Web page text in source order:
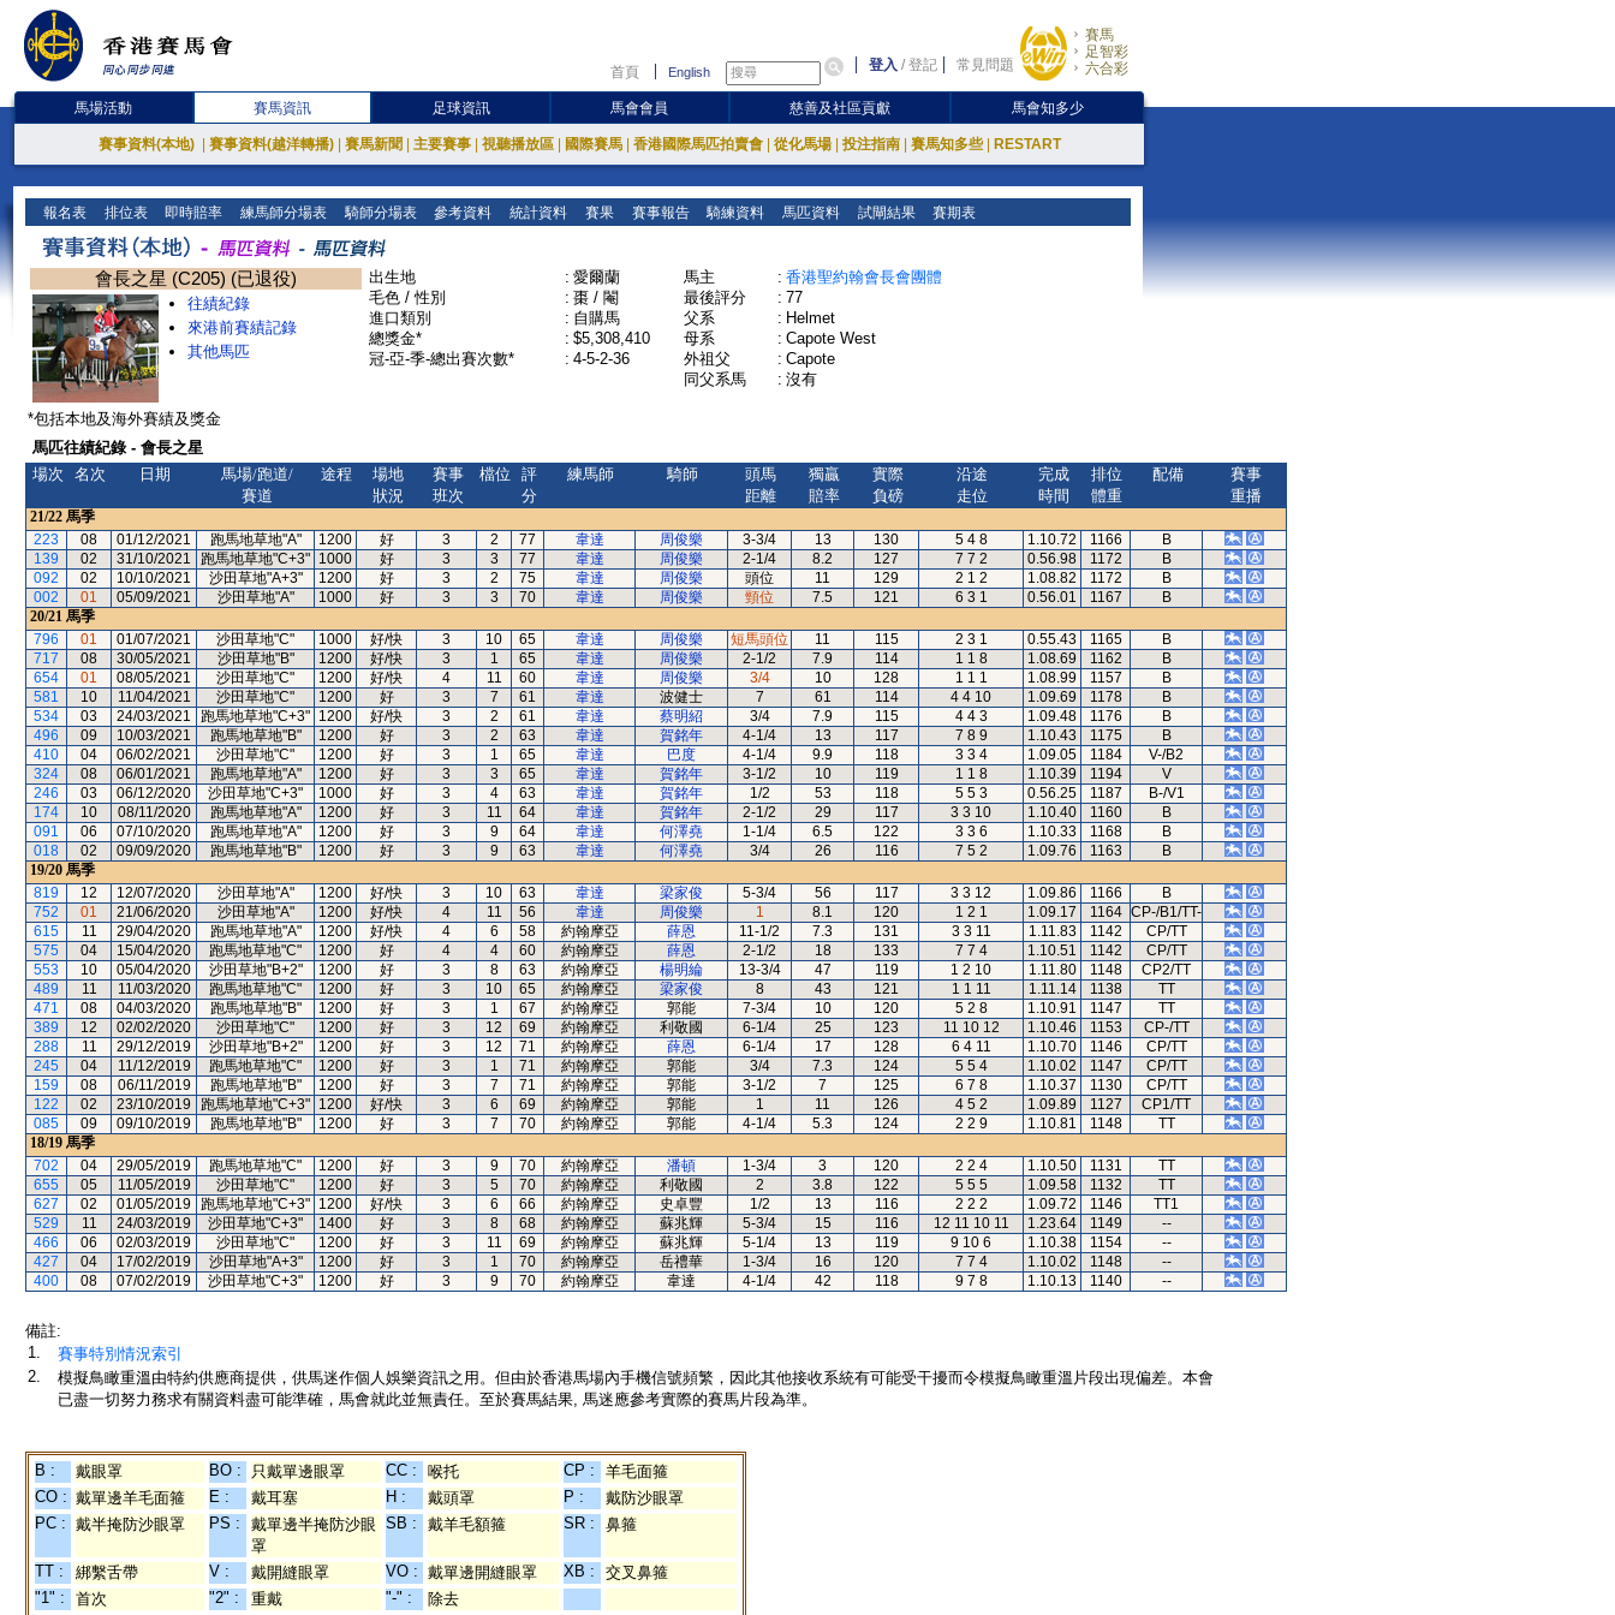
首頁 English 登入 /登記 常見問題
賽馬
足智彩
六合彩
馬場活動 賽馬資訊 足球資訊 馬會會員 慈善及社區貢獻 馬會知多少
賽事資料(本地) 賽事資料(越洋轉播) 賽馬新聞 主要賽事 視聽播放區 國際賽馬 香港國際馬匹拍賣會 從化馬場 投注指南 賽馬知多些 RESTART
報名表 排位表 即時賠率 練馬師分場表 騎師分場表 參考資料 統計資料 賽果 賽事報告 騎練資料 馬匹資料 試閘結果 賽期表
會長之星 (C205) (已退役)
往績紀錄
來港前賽績記錄
其他馬匹
出生地 : 愛爾蘭
毛色 / 性別
: 棗 / 閹
進口類別
: 自購馬
總獎金*
: $5,308,410
冠-亞-季-總出賽次數*
: 4-5-2-36
馬主 : 香港聖約翰會長會團體
最後評分
: 77
父系
: Helmet
母系
: Capote West
外祖父
: Capote
同父系馬
: 沒有
*包括本地及海外賽績及獎金
馬匹往績紀錄 - 會長之星
場次
名次 日期
馬場/跑道/
賽道
途程
場地
狀況
賽事
班次
檔位
評
分
練馬師 騎師
頭馬
距離
獨贏
賠率
實際
負磅
沿途
走位
完成
時間
排位
體重
配備
賽事
重播
21/22 馬季
223
08 01/12/2021 跑馬地草地"A" 1200 好 3 2 77 韋達 周俊樂 3-3/4 13 130 5 4 8 1.10.72 1166
B
139
02 31/10/2021 跑馬地草地"C+3" 1000 好 3 3 77 韋達 周俊樂 2-1/4 8.2 127 7 7 2 0.56.98 1172
B
092
02 10/10/2021 沙田草地"A+3" 1200 好 3 2 75 韋達 周俊樂 頭位 11 129 2 1 2 1.08.82 1172
B
002
01 05/09/2021 沙田草地"A" 1000 好 3 3 70 韋達 周俊樂 頸位 7.5 121 6 3 1 0.56.01 1167
B
20/21 馬季
796
01 01/07/2021 沙田草地"C" 1000 好/快 3 10 65 韋達 周俊樂 短馬頭位 11 115 2 3 1 0.55.43 1165
B
717
08 30/05/2021 沙田草地"B" 1200 好/快 3 1 65 韋達 周俊樂 2-1/2 7.9 114 1 1 8 1.08.69 1162
B
654
01 08/05/2021 沙田草地"C" 1200 好/快 4 11 60 韋達 周俊樂 3/4 10 128 1 1 1 1.08.99 1157
B
581
10 11/04/2021 沙田草地"C" 1200 好 3 7 61 韋達 波健士 7 61 114 4 4 10 1.09.69 1178
B
534
03 24/03/2021 跑馬地草地"C+3" 1200 好/快 3 2 61 韋達 蔡明紹 3/4 7.9 115 4 4 3 1.09.48 1176
B
496
09 10/03/2021 跑馬地草地"B" 1200 好 3 2 63 韋達 賀銘年 4-1/4 13 117 7 8 9 1.10.43 1175
B
410
04 06/02/2021 沙田草地"C" 1200 好 3 1 65 韋達 巴度 4-1/4 9.9 118 3 3 4 1.09.05 1184
V-/B2
324
08 06/01/2021 跑馬地草地"A" 1200 好 3 3 65 韋達 賀銘年 3-1/2 10 119 1 1 8 1.10.39 1194
V
246
03 06/12/2020 沙田草地"C+3" 1000 好 3 4 63 韋達 賀銘年 1/2 53 118 5 5 3 0.56.25 1187
B-/V1
174
10 08/11/2020 跑馬地草地"A" 1200 好 3 11 64 韋達 賀銘年 2-1/2 29 117 3 3 10 1.10.40 1160
B
091
06 07/10/2020 跑馬地草地"A" 1200 好 3 9 64 韋達 何澤堯 1-1/4 6.5 122 3 3 6 1.10.33 1168
B
018
02 09/09/2020 跑馬地草地"B" 1200 好 3 9 63 韋達 何澤堯 3/4 26 116 7 5 2 1.09.76 1163
B
19/20 馬季
819
12 12/07/2020 沙田草地"A" 1200 好/快 3 10 63 韋達 梁家俊 5-3/4 56 117 3 3 12 1.09.86 1166
B
752
01 21/06/2020 沙田草地"A" 1200 好/快 4 11 56 韋達 周俊樂 1 8.1 120 1 2 1 1.09.17 1164 CP-/B1/TT-
615
11 29/04/2020 跑馬地草地"A" 1200 好/快 4 6 58 約翰摩亞 薛恩 11-1/2 7.3 131 3 3 11 1.11.83 1142
CP/TT
575
04 15/04/2020 跑馬地草地"C" 1200 好 4 4 60 約翰摩亞 薛恩 2-1/2 18 133 7 7 4 1.10.51 1142
CP/TT
553
10 05/04/2020 沙田草地"B+2" 1200 好 3 8 63 約翰摩亞 楊明綸 13-3/4 47 119 1 2 10 1.11.80 1148
CP2/TT
489
11 11/03/2020 跑馬地草地"C" 1200 好 3 10 65 約翰摩亞 梁家俊 8 43 121 1 1 11 1.11.14 1138
TT
471
08 04/03/2020 跑馬地草地"B" 1200 好 3 1 67 約翰摩亞 郭能 7-3/4 10 120 5 2 8 1.10.91 1147
TT
389
12 02/02/2020 沙田草地"C" 1200 好 3 12 69 約翰摩亞 利敬國 6-1/4 25 123 11 10 12 1.10.46 1153
CP-/TT
288
11 29/12/2019 沙田草地"B+2" 1200 好 3 12 71 約翰摩亞 薛恩 6-1/4 17 128 6 4 11 1.10.70 1146
CP/TT
245
04 11/12/2019 跑馬地草地"C" 1200 好 3 1 71 約翰摩亞 郭能 3/4 7.3 124 5 5 4 1.10.02 1147
CP/TT
159
08 06/11/2019 跑馬地草地"B" 1200 好 3 7 71 約翰摩亞 郭能 3-1/2 7 125 6 7 8 1.10.37 1130
CP/TT
122
02 23/10/2019 跑馬地草地"C+3" 1200 好/快 3 6 69 約翰摩亞 郭能 1 11 126 4 5 2 1.09.89 1127
CP1/TT
085
09 09/10/2019 跑馬地草地"B" 1200 好 3 7 70 約翰摩亞 郭能 4-1/4 5.3 124 2 2 9 1.10.81 1148
TT
18/19 馬季
702
04 29/05/2019 跑馬地草地"C" 1200 好 3 9 70 約翰摩亞 潘頓 1-3/4 3 120 2 2 4 1.10.50 1131
TT
655
05 11/05/2019 沙田草地"C" 1200 好 3 5 70 約翰摩亞 利敬國 2 3.8 122 5 5 5 1.09.58 1132
TT
627
02 01/05/2019 跑馬地草地"C+3" 1200 好/快 3 6 66 約翰摩亞 史卓豐 1/2 13 116 2 2 2 1.09.72 1146
TT1
529
11 24/03/2019 沙田草地"C+3" 1400 好 3 8 68 約翰摩亞 蘇兆輝 5-3/4 15 116 12 11 10 11 1.23.64 1149
--
466
06 02/03/2019 沙田草地"C" 1200 好 3 11 69 約翰摩亞 蘇兆輝 5-1/4 13 119 9 10 6 1.10.38 1154
--
427
04 17/02/2019 沙田草地"A+3" 1200 好 3 1 70 約翰摩亞 岳禮華 1-3/4 16 120 7 7 4 1.10.02 1148
--
400
08 07/02/2019 沙田草地"C+3" 1200 好 3 9 70 約翰摩亞 韋達 4-1/4 42 118 9 7 8 1.10.13 1140 --
備註:
1.
賽事特別情況索引
2.
模擬鳥瞰重溫由特約供應商提供，供馬迷作個人娛樂資訊之用。但由於香港馬場內手機信號頻繁，因此其他接收系統有可能受干擾而令模擬鳥瞰重溫片段出現偏差。本會
已盡一切努力務求有關資料盡可能準確，馬會就此並無責任。至於賽馬結果, 馬迷應參考實際的賽馬片段為準。
B : 戴眼罩 BO : 只戴單邊眼罩 CC : 喉托 CP :
羊毛面箍
CO : 戴單邊羊毛面箍 E : 戴耳塞 H : 戴頭罩 P :
戴防沙眼罩
PC : 戴半掩防沙眼罩 PS :
戴單邊半掩防沙眼
罩
SB : 戴羊毛額箍 SR : 鼻箍
TT : 綁繫舌帶 V : 戴開縫眼罩 VO : 戴單邊開縫眼罩 XB :
交叉鼻箍
"1" :
首次 "2" : 重戴 "-" : 除去